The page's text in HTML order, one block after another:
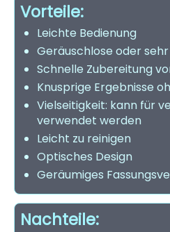
Vorteile:
Leichte Bedienung
Geräuschlose oder
Schnelle Zubereitung
Knusprige Ergebnisse
Vielseitigkeit: kann für
verwendet werden
Leicht zu reinigen
Optisches Design
Geräumiges
Nachteile: